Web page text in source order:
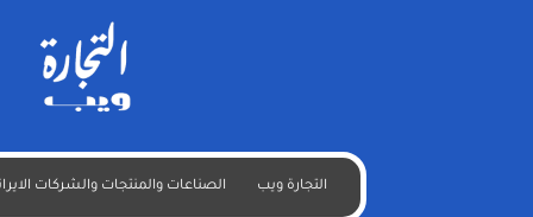
التجارة ويب الصناعات والمنتجات والشركات